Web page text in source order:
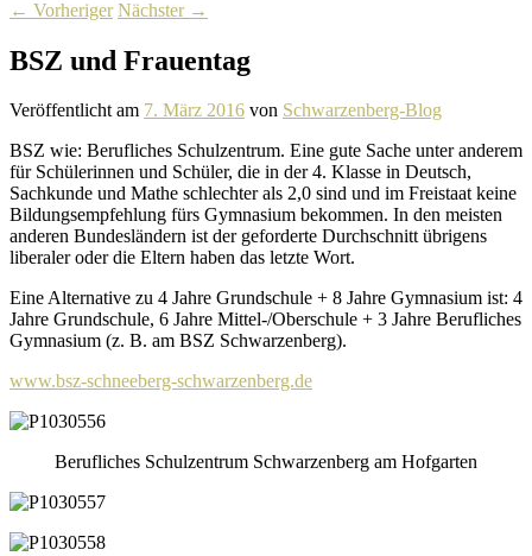
← Vorheriger Nächster →
BSZ und Frauentag
Veröffentlicht am 7. März 2016 von Schwarzenberg-Blog
BSZ wie: Berufliches Schulzentrum. Eine gute Sache unter anderem
für Schülerinnen und Schüler, die in der 4. Klasse in Deutsch,
Sachkunde und Mathe schlechter als 2,0 sind und im Freistaat keine
Bildungsempfehlung fürs Gymnasium bekommen. In den meisten
anderen Bundesländern ist der gefor­derte Durchschnitt übri­gens
libe­raler oder die Eltern haben das letzte Wort.
Eine Alternative zu 4 Jahre Grundschule + 8 Jahre Gymnasium ist: 4
Jahre Grundschule, 6 Jahre Mittel-/Oberschule + 3 Jahre Berufliches
Gymnasium (z. B. am BSZ Schwarzenberg).
www.bsz-schneeberg-schwarzenberg.de
Berufliches Schulzentrum Schwarzenberg am Hofgarten